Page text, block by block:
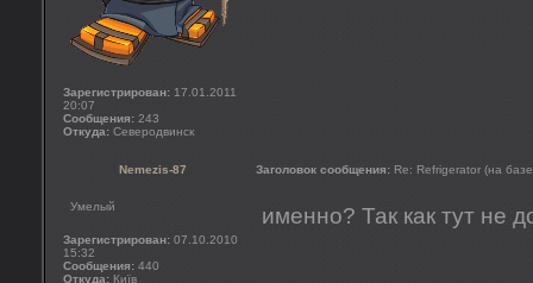
Зарегистрирован: 17.01.2011
20:07
Сообщения: 243
Откуда: Северодвинск
Nemezis-87 Заголовок сообщения: Re: Refrigerator (на
Умелый
Зарегистрирован: 07.10.2010
15:32
Сообщения: 440
Откуда: Київ
именно? Так как тут не